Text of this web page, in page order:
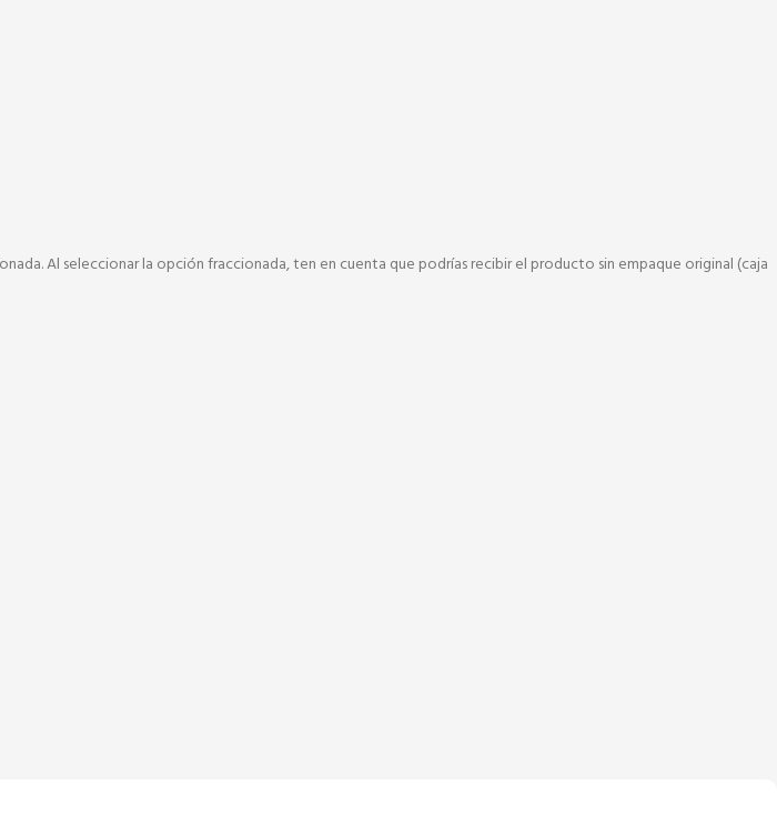
Al seleccionar la opción fraccionada, ten en cuenta que podrías recibir el producto sin empaque original (caja